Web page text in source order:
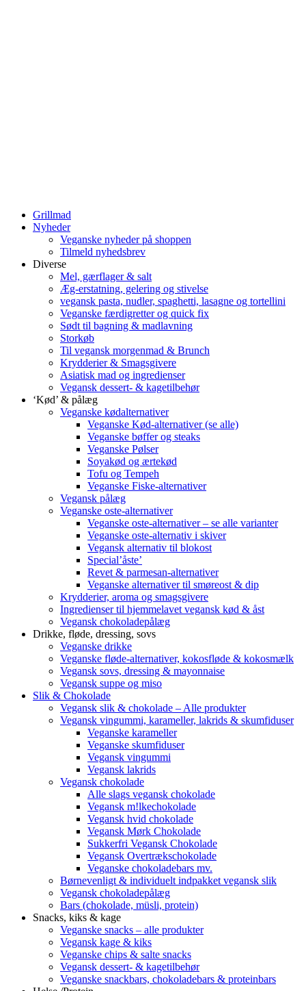
Grillmad
Nyheder
Veganske nyheder på shoppen
Tilmeld nyhedsbrev
Diverse
Mel, gærflager & salt
Æg-erstatning, gelering og stivelse
vegansk pasta, nudler, spaghetti, lasagne og tortellini
Veganske færdigretter og quick fix
Sødt til bagning & madlavning
Storkøb
Til vegansk morgenmad & Brunch
Krydderier & Smagsgivere
Asiatisk mad og ingredienser
Vegansk dessert- & kagetilbehør
‘Kød’ & pålæg
Veganske kødalternativer
Veganske Kød-alternativer (se alle)
Veganske bøffer og steaks
Veganske Pølser
Soyakød og ærtekød
Tofu og Tempeh
Veganske Fiske-alternativer
Vegansk pålæg
Veganske oste-alternativer
Veganske oste-alternativer – se alle varianter
Veganske oste-alternativ i skiver
Vegansk alternativ til blokost
Special’åste’
Revet & parmesan-alternativer
Veganske alternativer til smøreost & dip
Krydderier, aroma og smagsgivere
Ingredienser til hjemmelavet vegansk kød & åst
Vegansk chokoladepålæg
Drikke, fløde, dressing, sovs
Veganske drikke
Veganske fløde-alternativer, kokosfløde & kokosmælk
Vegansk sovs, dressing & mayonnaise
Vegansk suppe og miso
Slik & Chokolade
Vegansk slik & chokolade – Alle produkter
Vegansk vingummi, karameller, lakrids & skumfiduser
Veganske karameller
Veganske skumfiduser
Vegansk vingummi
Vegansk lakrids
Vegansk chokolade
Alle slags vegansk chokolade
Vegansk m!lkechokolade
Vegansk hvid chokolade
Vegansk Mørk Chokolade
Sukkerfri Vegansk Chokolade
Vegansk Overtrækschokolade
Veganske chokoladebars mv.
Børnevenligt & individuelt indpakket vegansk slik
Vegansk chokoladepålæg
Bars (chokolade, müsli, protein)
Snacks, kiks & kage
Veganske snacks – alle produkter
Vegansk kage & kiks
Veganske chips & salte snacks
Vegansk dessert- & kagetilbehør
Veganske snackbars, chokoladebars & proteinbars